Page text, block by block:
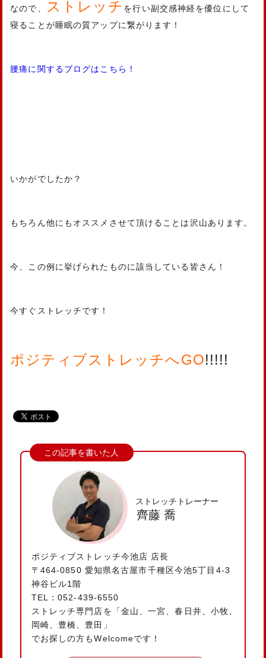
なので、 ストレッチ を行い副交感神経を優位にして
寝ることが睡眠の質アップに繋がります！
腰痛に関するブログはこちら！
いかがでしたか？
もちろん他にもオススメさせて頂けることは沢山あります。
今、この例に挙げられたものに該当している皆さん！
今すぐストレッチです！
ポジティブストレッチへGO!!!!!
ストレッチトレーナー
齊藤 喬
ポジティブストレッチ今池店 店長
〒464-0850 愛知県名古屋市千種区今池5丁目4-3
神谷ビル1階
TEL：052-439-6550
ストレッチ専門店を「金山、一宮、春日井、小牧、
岡崎、豊橋、豊田」
でお探しの方もWelcomeです！